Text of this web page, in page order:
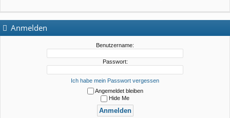
Anmelden
Benutzername:
Passwort:
Ich habe mein Passwort vergessen
Angemeldet bleiben
Hide Me